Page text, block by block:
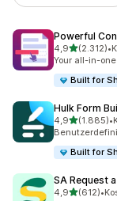
Powerful
4,9von 5(2.312)
2312 •
Your all-in-
Built for
Hulk Form
4,9von 5(1.885)
1885 •
Built for
SA Request
4,9von 5
(612)
612 •